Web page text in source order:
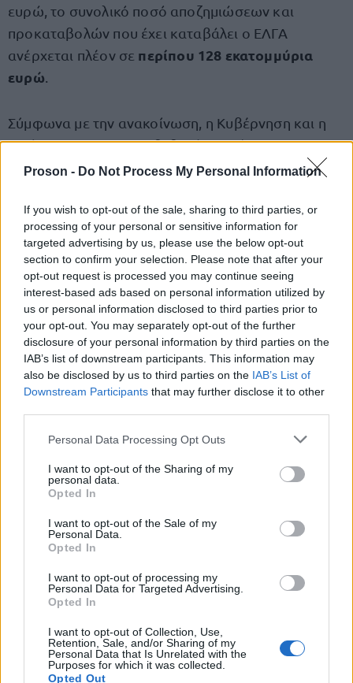
Proson - Do Not Process My Personal Information
If you wish to opt-out of the sale, sharing to third parties, or
processing of your personal or sensitive information for
targeted advertising by us, please use the below opt-out
section to confirm your selection. Please note that after your
opt-out request is processed you may continue seeing
interest-based ads based on personal information utilized by
us or personal information disclosed to third parties prior to
your opt-out. You may separately opt-out of the further
disclosure of your personal information by third parties on the
IAB’s list of downstream participants. This information may
also be disclosed by us to third parties on the IAB’s List of
Downstream Participants that may further disclose it to other
Please note that this website/app uses one or more Google
not limited to your visit or usage behaviour. You may click to
grant or deny consent to Google and its third-party tags to
use your data for below specified purposes in below Google
consent section.
Personal Data Processing Opt Outs
I want to opt-out of the Sharing of my
personal data.
Opted In
I want to opt-out of the Sale of my
Personal Data.
Opted In
I want to opt-out of processing my
Personal Data for Targeted Advertising.
Opted In
I want to opt-out of Collection, Use,
Retention, Sale, and/or Sharing of my
Personal Data that Is Unrelated with the
Purposes for which it was collected.
Opted Out
ευρώ, το συνολικό ποσό αποζημιώσεων και
προκαταβολών που έχει καταβάλει ο ΕΛΓΑ
ανέρχεται πλέον σε περίπου 128 εκατομμύρια
ευρώ
Σύμφωνα με την ανακοίνωση, η Κυβέρνηση και η
Διοίκηση του ΕΛΓΑ επιβεβαιώνουν έμπρακτα τη
στήριξή τους στους ασφαλισμένους αγρότες,
ευρωστία και τη φερεγγυότητατου Οργανισμού,
ώστε να ανταποκρίνεται απρόσκοπτα στις
υποχρεώσεις του απέναντι στους παραγωγούς.
ΑΣΕΠ: Πιστοποίηση Αγγλικών σε
μόνο 2 ημέρες στα χέρια σας
ΑΣΕΠ: Εξ αποστάσεως η πιο Εύκολη
Πιστοποίηση Υπολογιστών σε 2
Μάθε πρώτος όλες τις σημαντικές
Βάλε το proson.gr στα αποτελέσματα
αναζήτησης της Google